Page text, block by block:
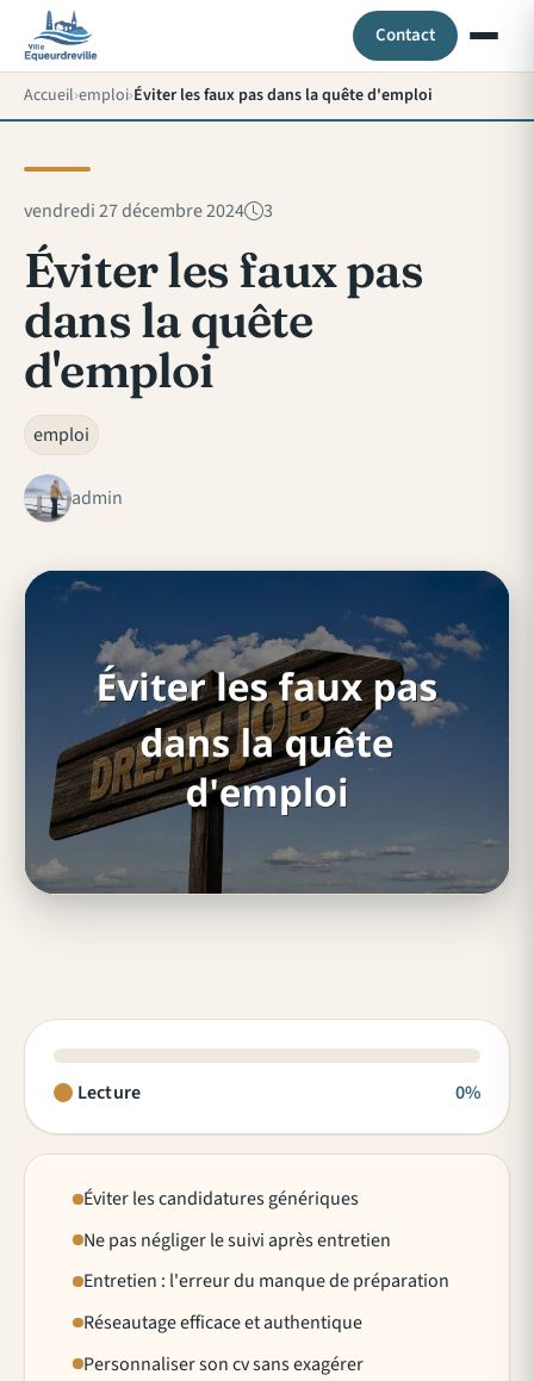
Contact
Accueil emploi Éviter les faux pas dans la quête d'emploi
vendredi 27 décembre 2024 3
Éviter les faux pas
dans la quête
d'emploi
emploi
admin
Lecture 0%
Éviter les candidatures génériques
Ne pas négliger le suivi après entretien
Entretien : l'erreur du manque de préparation
Réseautage efficace et authentique
Personnaliser son cv sans exagérer